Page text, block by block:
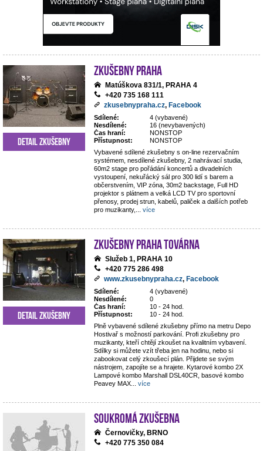
Zkušebny Praha
Matúškova 831/1, PRAHA 4
+420 735 168 111
zkusebnypraha.cz, Facebook
Sdílené:
4 (vybavené)
Nesdílené:
16 (nevybavených)
Čas hraní:
NONSTOP
Přístupnost:
NONSTOP
Vybavené sdílené zkušebny s on-line rezervačním
systémem, nesdílené zkušebny, 2 nahrávací studia,
60m2 stage pro pořádání koncertů a divadelních
vystoupení, nekuřácký sál pro 300 lidí s barem a
občerstvením, VIP zóna, 30m2 backstage, Full HD
projektor s plátnem a velká LCD TV pro sportovní
přenosy, prodej strun, kabelů, paliček a dalších potřeb
pro muzikanty,
více
Detail zkušebny
Zkušebny Praha Továrna
Služeb 1, PRAHA 10
+420 775 286 498
www.zkusebnypraha.cz, Facebook
Sdílené:
4 (vybavené)
Nesdílené:
0
Čas hraní:
10 - 24 hod.
Přístupnost:
10 - 24 hod.
Plně vybavené sdílené zkušebny přímo na metru Depo
Hostivař s možností parkování. Profi zkušebny pro
muzikanty, kteří chtějí zkoušet na kvalitním vybavení.
Sdílky si můžete vzít třeba jen na hodinu, nebo si
zabookovat celý zkoušecí plán. Přijdete se svým
nástrojem, zapojíte se a hrajete. Kytarové kombo 2X
Lampové kombo Marshall DSL40CR, basové kombo
Peavey MAX
více
Detail zkušebny
Soukromá zkušebna
Černovičky, BRNO
+420 775 350 084